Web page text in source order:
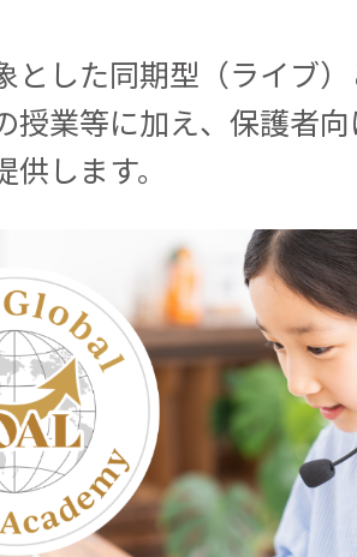
とした同期型（ライブ
授業等に加え、保護者
します。